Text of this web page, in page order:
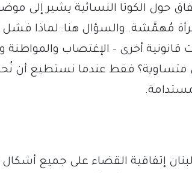
حول الكوتا النسائية يشير إلى
مُهمَّشة. والسؤال هنا: لماذا فشل
قانونية أخرى – الإغتصاب والمواطنة
متساوية؟ فقط عندما نستطيع أن
إتفاقية القضاء على جميع أشكال